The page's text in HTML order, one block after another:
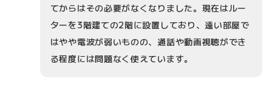
てからはその必要がなくなりました。現在はルー
ターを3階建ての2階に設置しており、遠い部屋で
はやや電波が弱いものの、通話や動画視聴ができ
る程度には問題なく使えています。